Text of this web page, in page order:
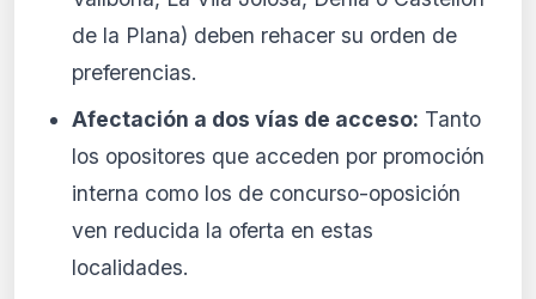
de la Plana) deben rehacer su orden de
preferencias.
Afectación a dos vías de acceso: Tanto
los opositores que acceden por promoción
interna como los de concurso-oposición
ven reducida la oferta en estas
localidades.